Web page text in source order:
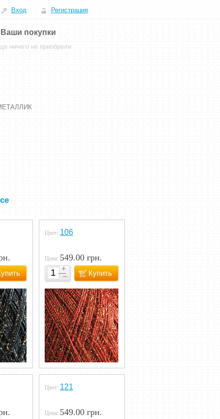
Вход Регистрация
Ваши покупки
ничего не приобрели
Цвет: 106
Цена: 549.00 грн.
Купить
Цвет: 121
Цена: 549.00 грн.